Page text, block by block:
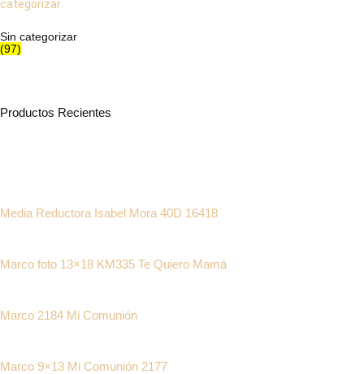
Sin categorizar
(97)
Productos Recientes
Media Reductora Isabel Mora 40D 16418
Marco foto 13×18 KM335 Te Quiero Mamá
Marco 2184 Mi Comunión
Marco 9×13 Mi Comunión 2177